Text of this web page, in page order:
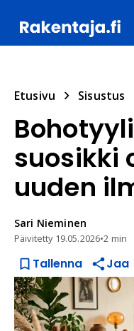
Etusivu Sisustus
suosikki
uuden
Sari Nieminen
Päivitetty 19.05.2026•2 min
Tallenna Jaa